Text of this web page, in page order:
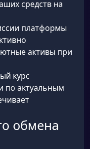
средств на
платформы
активы при
курс
по актуальным
обмена